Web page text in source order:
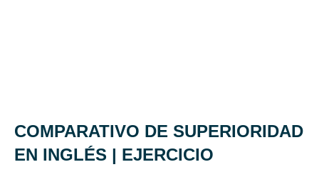
COMPARATIVO DE SUPERIORIDAD
EN INGLÉS | EJERCICIO